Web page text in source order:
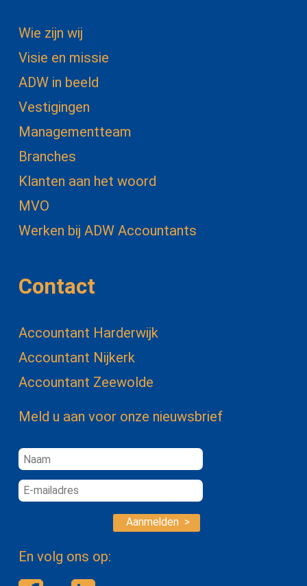
Wie zijn wij
Visie en missie
ADW in beeld
Vestigingen
Managementteam
Branches
Klanten aan het woord
MVO
Werken bij ADW Accountants
Contact
Accountant Harderwijk
Accountant Nijkerk
Accountant Zeewolde
Meld u aan voor onze nieuwsbrief
Aanmelden >
En volg ons op: